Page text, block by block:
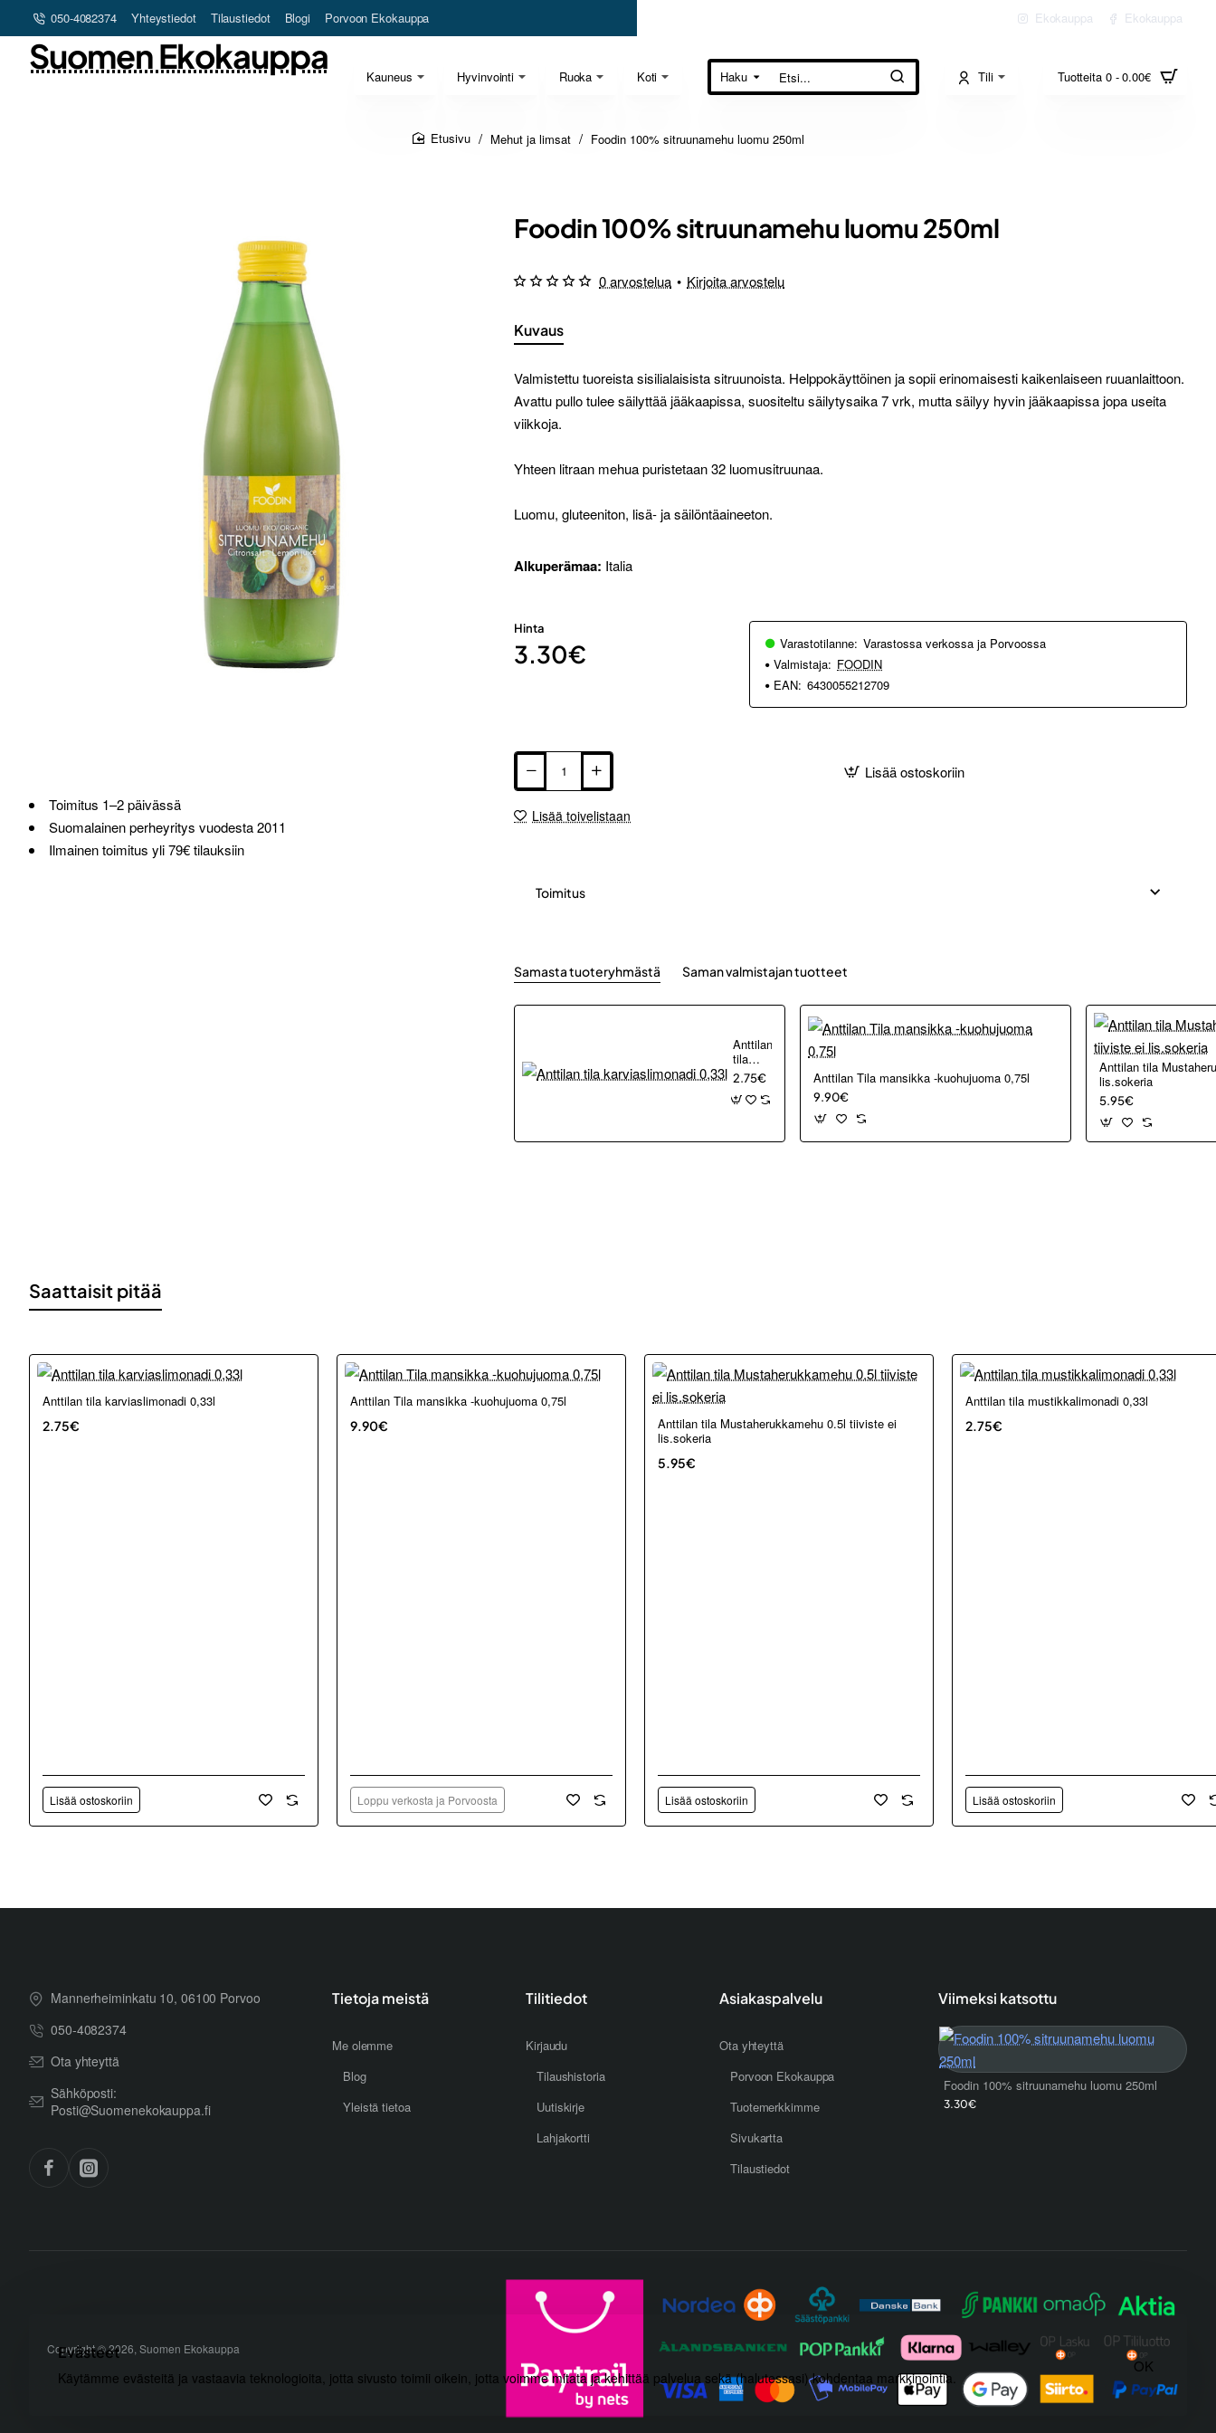
Evästeet
Käytämme evästeitä ja vastaavia teknologioita, jotta sivusto toimii oikein, jotta voimme mitata ja kehittää palvelua sekä (halutessasi) kohdentaa markkinointia.
OK
050-4082374 Yhteystiedot Tilaustiedot Blogi Porvoon Ekokauppa Ekokauppa Ekokauppa
Kauneus Hyvinvointi Ruoka Koti
Suomen Ekokauppa
Haku
Etsi... Tili Tuotteita 0 - 0.00€
Mehut ja limsat Foodin 100% sitruunamehu luomu 250ml
Toimitus 1–2 päivässä
Suomalainen perheyritys vuodesta 2011
Ilmainen toimitus yli 79€ tilauksiin
Foodin 100% sitruunamehu luomu 250ml
Kuvaus
Valmistettu tuoreista sisilialaisista sitruunoista. Helppokäyttöinen ja sopii erinomaisesti kaikenlaiseen ruuanlaittoon.
Avattu pullo tulee säilyttää jääkaapissa, suositeltu säilytysaika 7 vrk, mutta säilyy hyvin jääkaapissa jopa useita
viikkoja.
Yhteen litraan mehua puristetaan 32 luomusitruunaa.
Luomu, gluteeniton, lisä- ja säilöntäaineeton.
Alkuperämaa: Italia
0 arvostelua • Kirjoita arvostelu
Hinta
3.30€ Varastotilanne: Varastossa verkossa ja Porvoossa
Valmistaja: FOODIN
EAN: 6430055212709
Lisää ostoskoriin
Lisää toivelistaan
Toimitus
Samasta tuoteryhmästä Saman valmistajan tuotteet
Anttilan
tila
karviaslimonadi
0,33l
2.75€ Anttilan Tila mansikka -kuohujuoma 0,75l
9.90€
Anttilan tila
lis.sokeria
5.95€
Saattaisit pitää
Anttilan tila karviaslimonadi 0,33l
2.75€
Lisää ostoskoriin
Loppu verkosta ja Porvoosta
Anttilan Tila mansikka -kuohujuoma 0,75l
9.90€
Loppu verkosta ja Porvoosta
Anttilan tila Mustaherukkamehu 0.5l tiiviste ei
lis.sokeria
5.95€
Lisää ostoskoriin
Anttilan tila mustikkalimonadi 0,33l
2.75€
Lisää ostoskoriin
Mannerheiminkatu 10, 06100 Porvoo
050-4082374
Ota yhteyttä
Sähköposti:
Posti@Suomenekokauppa.fi
Tietoja meistä
Me olemme
Blog
Yleistä tietoa
Tilitiedot
Kirjaudu
Tilaushistoria
Uutiskirje
Lahjakortti
Asiakaspalvelu
Ota yhteyttä
Porvoon Ekokauppa
Tuotemerkkimme
Sivukartta
Tilaustiedot
Viimeksi katsottu
Foodin 100% sitruunamehu luomu 250ml
3.30€
Copyright © 2026, Suomen Ekokauppa